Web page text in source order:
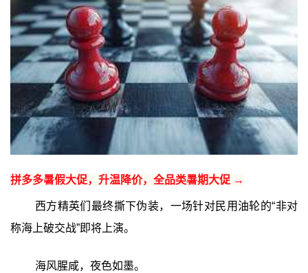
拼多多暑假大促，升温降价，全品类暑期大促 →
西方精英们最终撕下伪装，一场针对民用油轮的“非对
称海上破交战”即将上演。
海风腥咸，夜色如墨。